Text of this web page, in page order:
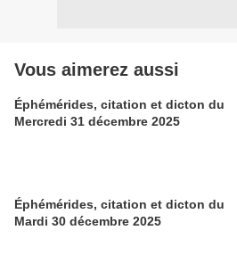
Vous aimerez aussi
Éphémérides, citation et dicton du
Mercredi 31 décembre 2025
Éphémérides, citation et dicton du
Mardi 30 décembre 2025